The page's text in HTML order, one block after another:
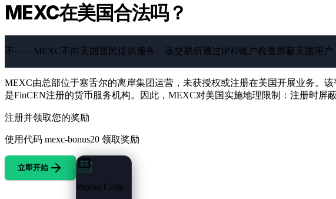
MEXC在美国合法吗？
不——MEXC不向美国居民提供服务。该交易所通过IP和账户检查屏蔽美国用户
MEXC由总部位于塞舌尔的离岸集团运营，未获授权或注册在美国开展业务。
是FinCEN注册的货币服务机构。因此，MEXC对美国实施地理限制：注册时屏
注册并领取您的奖励
使用代码 mexc-bonus20 领取奖励
立即开始
Promo Code